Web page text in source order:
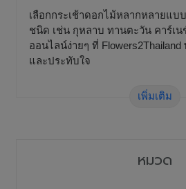
เลือกกระเช้าดอกไม้หลากหลายแ
ชนิด เช่น กุหลาบ ทานตะวัน คาร์เ
ออนไลน์ง่ายๆ ที่ Flowers2Thailand
และประทับใจ
เพิ่มเติม
หมวด